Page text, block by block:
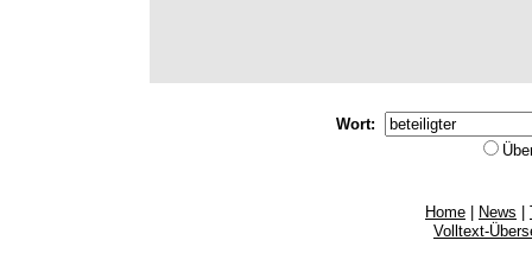
Wort:
Home News
Volltext-